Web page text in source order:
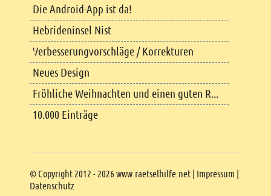
Copyright
© Copyright 2012 - 2026 www.raetselhilfe.net | Impressum |
Datenschutz
Die Android-App ist da!
Hebrideninsel Nist
Verbesserungvorschläge / Korrekturen
Neues Design
Fröhliche Weihnachten und einen guten R...
10.000 Einträge